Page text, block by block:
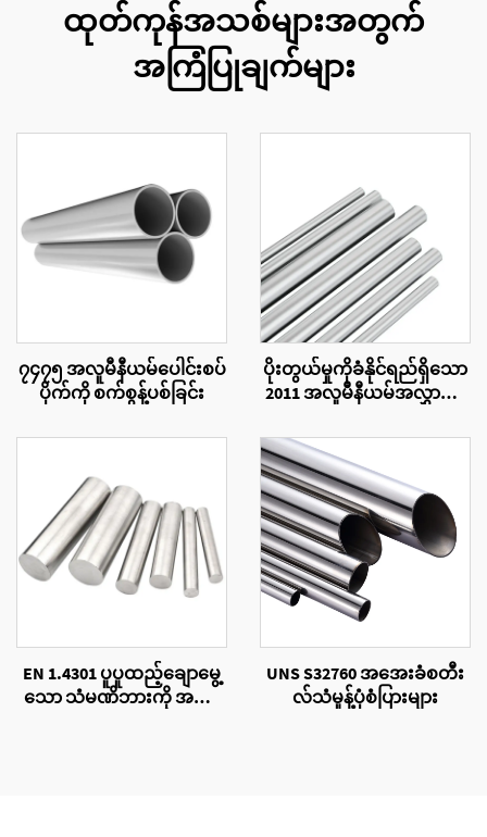
ထုတ်ကုန်အသစ်များအတွက်
အကြံပြုချက်များ
၇၄၇၅ အလူမီနီယမ်ပေါင်းစပ်
ပိုက်ကို စက်စွန့်ပစ်ခြင်း
ပိုးတွယ်မှုကိုခံနိုင်ရည်ရှိသော
2011 အလူမီနီယမ်အလွှာပြွန်
EN 1.4301 ပူပူထည့်ချောမွေ့
သော သံမဏိဘားကို အမျိုး
UNS S32760 အအေးခံစတီး
လ်သံမှုန့်ပုံစံပြားများ